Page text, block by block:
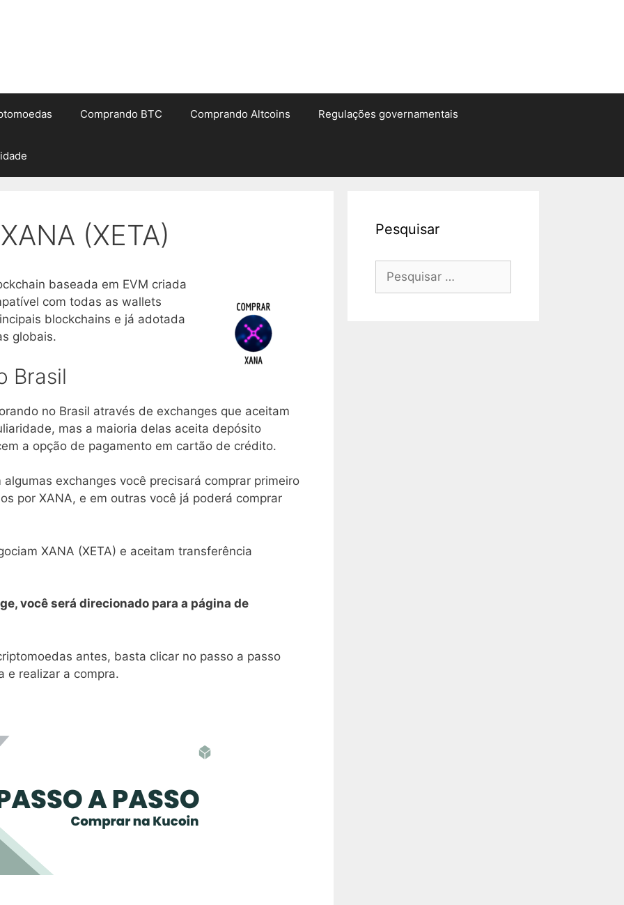
Comprando BTC Comprando Altcoins Regulações governamentais
(XETA)
baseada em EVM criada
com todas as wallets
blockchains e já adotada
globais.
Brasil
no Brasil através de exchanges que aceitam
mas a maioria delas aceita depósito
a opção de pagamento em cartão de crédito.
exchanges você precisará comprar primeiro
por XANA, e em outras você já poderá comprar
XANA (XETA) e aceitam transferência
você será direcionado para a página de
antes, basta clicar no passo a passo
e realizar a compra.
Pesquisar
Pesquisar